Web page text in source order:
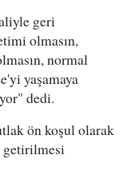
geri
olmasın,
normal
yaşamaya
dedi.
ön koşul olarak